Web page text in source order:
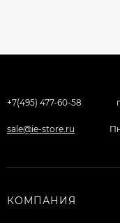
+7(495) 477-60-58
sale@ie-store.ru
КОМПАНИЯ